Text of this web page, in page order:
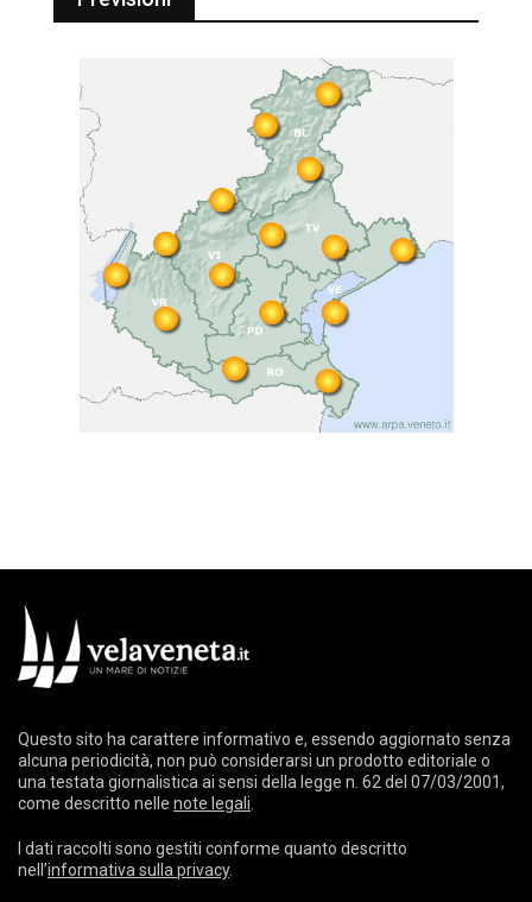
Questo sito ha carattere informativo e, essendo aggiornato senza
alcuna periodicità, non può considerarsi un prodotto editoriale o
una testata giornalistica ai sensi della legge n. 62 del 07/03/2001,
come descritto nelle note legali
I dati raccolti sono gestiti conforme quanto descritto
nell’informativa sulla privacy.